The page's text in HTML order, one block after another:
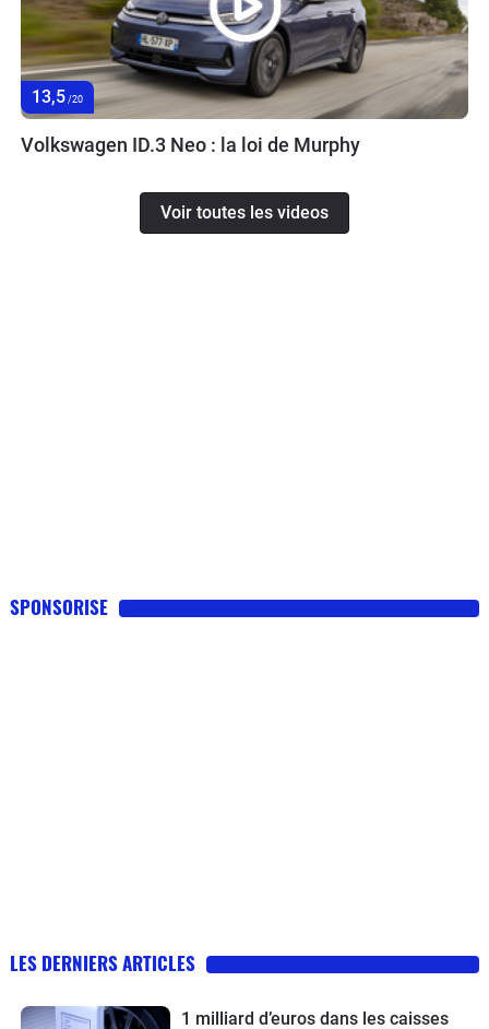
13,5 /20
Volkswagen ID.3 Neo : la loi de Murphy
Voir toutes les videos
SPONSORISE
LES DERNIERS ARTICLES
1 milliard d’euros dans les caisses